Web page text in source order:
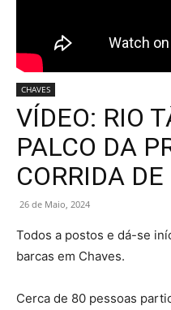
CHAVES
VÍDEO: RIO
PALCO DA
CORRIDA
26 de Maio, 2024
Todos a postos e dá-se
barcas em Chaves.
Cerca de 80 pessoas